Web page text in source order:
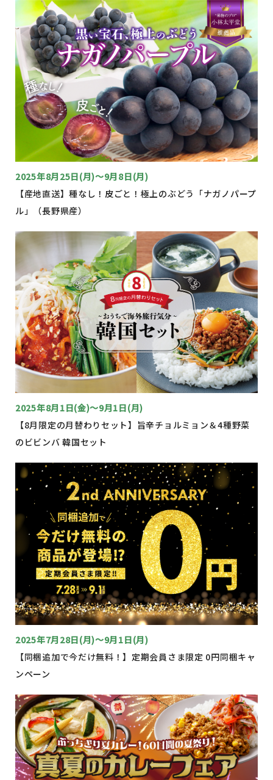
2025年8月25日(月)〜9月8日(月)
【産地直送】種なし！皮ごと！極上のぶどう「ナガノパープ
ル」（長野県産）
2025年8月1日(金)～9月1日(月)
【8月限定の月替わりセット】旨辛チョルミョン＆4種野菜
のビビンバ 韓国セット
2025年7月28日(月)～9月1日(月)
【同梱追加で今だけ無料！】定期会員さま限定 0円同梱キャ
ンペーン